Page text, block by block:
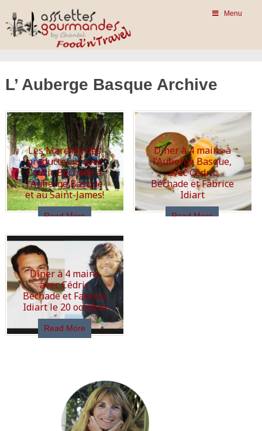
Menu
L’ Auberge Basque Archive
Les Marchés des
producteurs avec
Cédric Béchade à
l’Auberge Basque
et au Saint-James!
Read More
Dîner à 4 mains à
l’Auberge Basque,
avec Cédric
Béchade et Fabrice
Idiart
Read More
Dîner à 4 mains
avec Cédric
Béchade et Fabrice
Idiart le 20 octobre
Read More